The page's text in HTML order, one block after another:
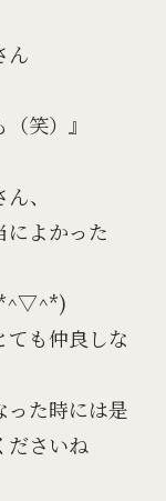
ん
笑）』
、
によかった
も仲良しな
った時には是
ださいね